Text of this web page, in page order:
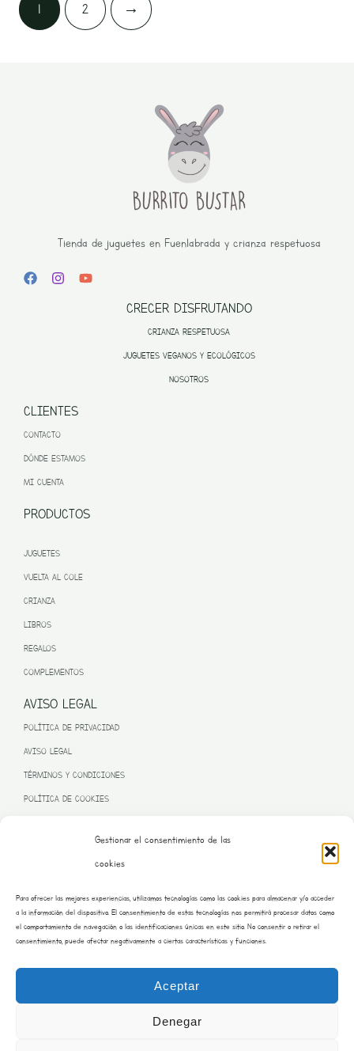
Gestionar el consentimiento de las
cookies
Para ofrecer las mejores experiencias, utilizamos tecnologías como las cookies para almacenar y/o acceder
a la información del dispositivo. El consentimiento de estas tecnologías nos permitirá procesar datos como
el comportamiento de navegación o las identificaciones únicas en este sitio. No consentir o retirar el
consentimiento, puede afectar negativamente a ciertas características y funciones.
Aceptar
Denegar
1 2 →
Tienda de juguetes en Fuenlabrada y crianza respetuosa
CRECER DISFRUTANDO
CRIANZA RESPETUOSA
JUGUETES VEGANOS Y ECOLÓGICOS
NOSOTROS
CLIENTES
CONTACTO
DÓNDE ESTAMOS
MI CUENTA
PRODUCTOS
JUGUETES
VUELTA AL COLE
CRIANZA
LIBROS
REGALOS
COMPLEMENTOS
AVISO LEGAL
POLÍTICA DE PRIVACIDAD
AVISO LEGAL
TÉRMINOS Y CONDICIONES
POLÍTICA DE COOKIES
– NEXT GENERATION EU